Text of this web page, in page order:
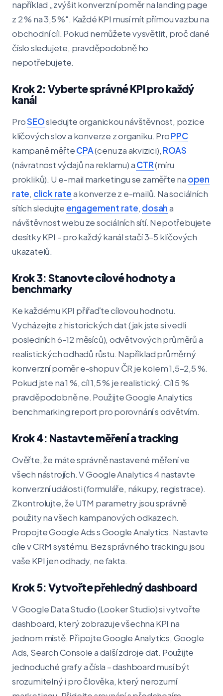
například „zvýšit konverzní poměr na landing page
z 2 % na 3,5 %". Každé KPI musí mít přímou vazbu na
obchodní cíl. Pokud nemůžete vysvětlit, proč dané
číslo sledujete, pravděpodobně ho
nepotřebujete.
Krok 2: Vyberte správné KPI pro každý
kanál
ProSEOsledujte organickou návštěvnost, pozice
klíčových slov a konverze z organiku. ProPPC
kampaně měřteCPA(cenu za akvizici), ROAS
(návratnost výdajů na reklamu) aCTR(míru
prokliků). U e-mail marketingu se zaměřte na open
rate, click ratea konverze z e-mailů. Na sociálních
sítích sledujte engagement rate, dosaha
návštěvnost webu ze sociálních sítí. Nepotřebujete
desítky KPI – pro každý kanál stačí 3–5 klíčových
ukazatelů.
Krok 3: Stanovte cílové hodnoty a
benchmarky
Ke každému KPI přiřaďte cílovou hodnotu.
Vycházejte z historických dat (jak jste si vedli
posledních 6–12 měsíců), odvětvových průměrů a
realistických odhadů růstu. Například průměrný
konverzní poměr e-shopu v ČR je kolem 1,5–2,5 %.
Pokud jste na 1 %, cíl 1,5 % je realistický. Cíl 5 %
pravděpodobně ne. Použijte Google Analytics
benchmarking report pro porovnání s odvětvím.
Krok 4: Nastavte měření a tracking
Ověřte, že máte správně nastavené měření ve
všech nástrojích. V Google Analytics 4 nastavte
konverzní události (formuláře, nákupy, registrace).
Zkontrolujte, že UTM parametry jsou správně
použity na všech kampanových odkazech.
Propojte Google Ads s Google Analytics. Nastavte
cíle v CRM systému. Bez správného trackingu jsou
vaše KPI jen odhady, ne fakta.
Krok 5: Vytvořte přehledný dashboard
V Google Data Studio (Looker Studio) si vytvořte
dashboard, který zobrazuje všechna KPI na
jednom místě. Připojte Google Analytics, Google
Ads, Search Console a další zdroje dat. Použijte
jednoduché grafy a čísla – dashboard musí být
srozumitelný i pro člověka, který nerozumí